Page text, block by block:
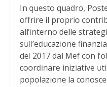
In questo quadro,
offrire il proprio
all’interno delle
sull’educazione
del 2017 dal Mef con
coordinare iniziative
popolazione la